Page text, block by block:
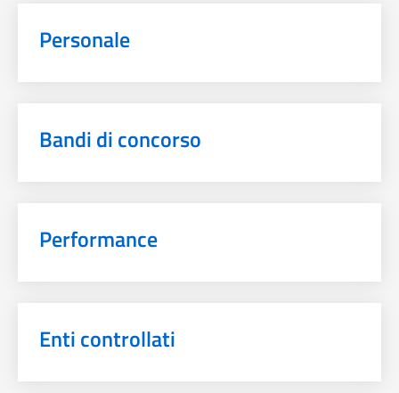
Personale
Bandi di concorso
Performance
Enti controllati